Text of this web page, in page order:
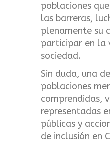
poblaciones
las barreras,
plenamente su
participar en la
sociedad.
Sin duda, una
poblaciones
comprendidas,
representadas
públicas y
de inclusión en